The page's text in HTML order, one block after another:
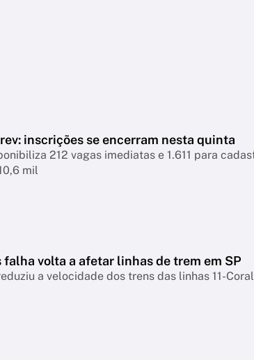
inscrições se encerram nesta quinta
212 vagas imediatas e 1.611 para
mil
falha volta a afetar linhas de trem em SP
a velocidade dos trens das linhas 11-